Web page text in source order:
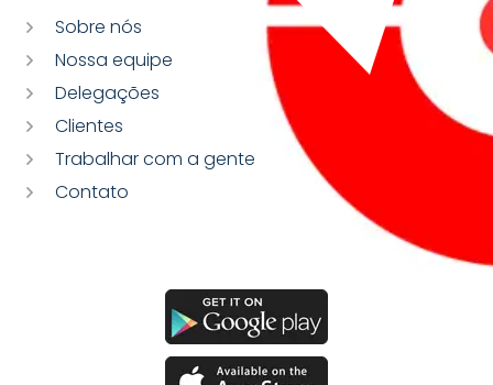
Sobre nós
Nossa equipe
Delegações
Clientes
Trabalhar com a gente
Contato